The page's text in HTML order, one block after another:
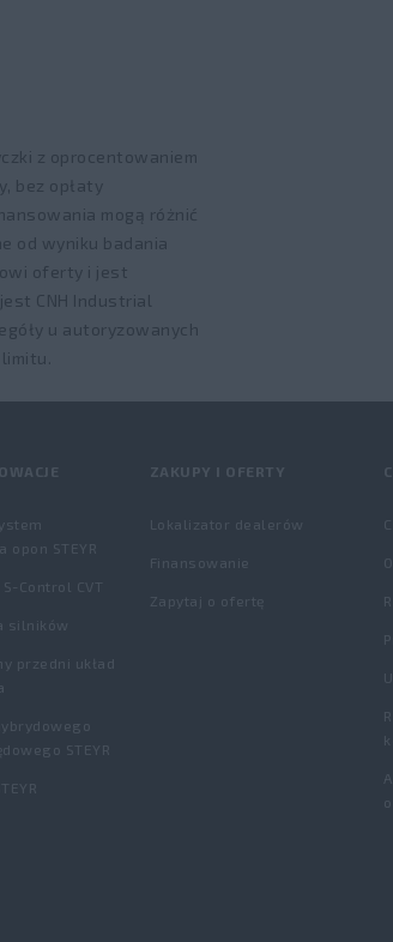
z oprocentowaniem
bez opłaty
mogą różnić
od wyniku badania
oferty i jest
CNH Industrial
u autoryzowanych
opon STEYR
Control CVT
silników
przedni układ
STEYR
ZAKUPY I OFERTY
Lokalizator dealerów
Finansowanie
Zapytaj o ofertę